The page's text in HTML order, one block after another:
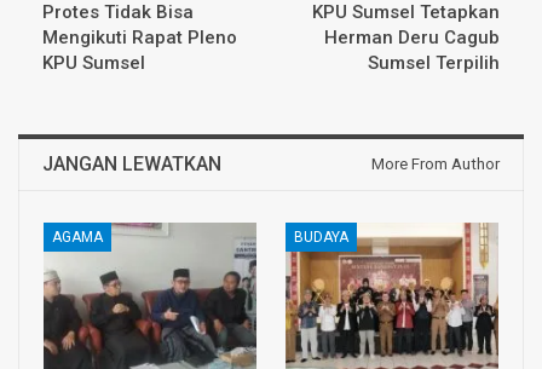
Protes Tidak Bisa
Mengikuti Rapat Pleno
KPU Sumsel
KPU Sumsel Tetapkan
Herman Deru Cagub
Sumsel Terpilih
JANGAN LEWATKAN More From Author
AGAMA BUDAYA